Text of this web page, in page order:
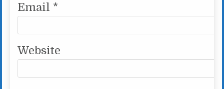
Email *
Website